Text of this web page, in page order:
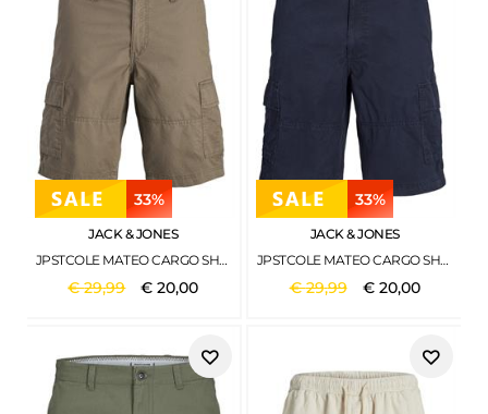
33%
JACK & JONES
JPSTCOLE MATEO CARGO SHORT MID SN MOREL
€29,99 €20,00
33%
JACK & JONES
JPSTCOLE MATEO CARGO SHORT MID SN DARK NAVY
€29,99 € 20,00